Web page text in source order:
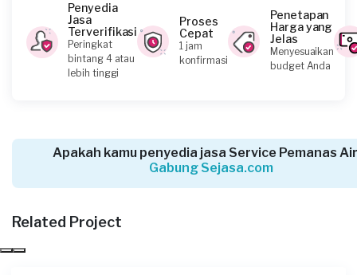
Lucky Reza requested Service Pemanas Air
12 hari yang lalu
Bekasi Kota, Jawa Barat
Bogor Kabupaten, Jawa Barat
Penyedia
Jasa
Terverifikasi
Peringkat
bintang 4 atau
lebih tinggi
Proses
Cepat
1 jam
konfirmasi
Penetapan
Harga yang
Jelas
Menyesuaikan
budget Anda
Apakah kamu penyedia jasa Service Pemanas
Gabung Sejasa.com
Related Project